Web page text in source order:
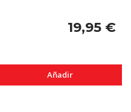
19,95 €
Añadir